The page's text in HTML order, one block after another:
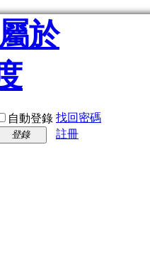
自動登錄 找回密碼
登錄 註冊